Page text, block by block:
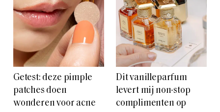
Getest: deze pimple
patches doen
wonderen voor acne
Dit vanilleparfum
levert mij non-stop
complimenten op